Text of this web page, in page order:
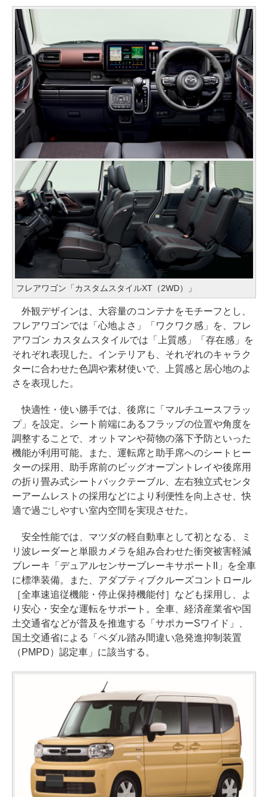
フレアワゴン「カスタムスタイルXT（2WD）」
外観デザインは、大容量のコンテナをモチーフとし、
フレアワゴンでは「心地よさ」「ワクワク感」を、フレ
アワゴン カスタムスタイルでは「上質感」「存在感」を
それぞれ表現した。インテリアも、それぞれのキャラク
ターに合わせた色調や素材使いで、上質感と居心地のよ
さを表現した。
快適性・使い勝手では、後席に「マルチユースフラッ
プ」を設定。シート前端にあるフラップの位置や角度を
調整することで、オットマンや荷物の落下予防といった
機能が利用可能。また、運転席と助手席へのシートヒー
ターの採用、助手席前のビッグオープントレイや後席用
の折り畳み式シートバックテーブル、左右独立式センタ
ーアームレストの採用などにより利便性を向上させ、快
適で過ごしやすい室内空間を実現させた。
安全性能では、マツダの軽自動車として初となる、ミ
リ波レーダーと単眼カメラを組み合わせた衝突被害軽減
ブレーキ「デュアルセンサーブレーキサポートII」を全車
に標準装備。また、アダプティブクルーズコントロール
［全車速追従機能・停止保持機能付］なども採用し、よ
り安心・安全な運転をサポート。全車、経済産業省や国
土交通省などが普及を推進する「サポカーSワイド」、
国土交通省による「ペダル踏み間違い急発進抑制装置
（PMPD）認定車」に該当する。